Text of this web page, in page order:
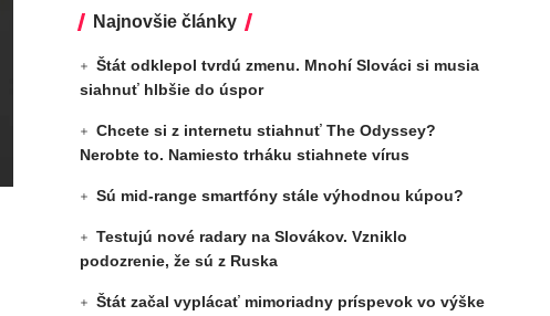
Najnovšie články
Štát odklepol tvrdú zmenu. Mnohí Slováci si musia
siahnuť hlbšie do úspor
Chcete si z internetu stiahnuť The Odyssey?
Nerobte to. Namiesto trháku stiahnete vírus
Sú mid-range smartfóny stále výhodnou kúpou?
Testujú nové radary na Slovákov. Vzniklo
podozrenie, že sú z Ruska
Štát začal vyplácať mimoriadny príspevok vo výške